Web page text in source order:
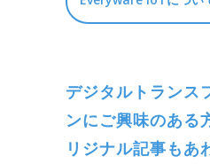
デジタルトランス
ンにご興味のある
リジナル記事もあ